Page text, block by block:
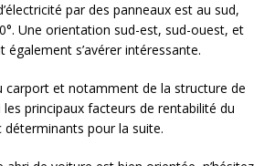
par des panneaux est au sud,
Une orientation sud-est, sud-ouest, et
également s’avérer intéressante.
et notamment de la structure de
principaux facteurs de rentabilité du
pour la suite.